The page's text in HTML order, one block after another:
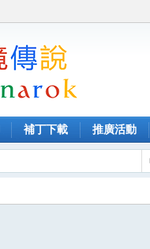
補丁下載 推廣活動